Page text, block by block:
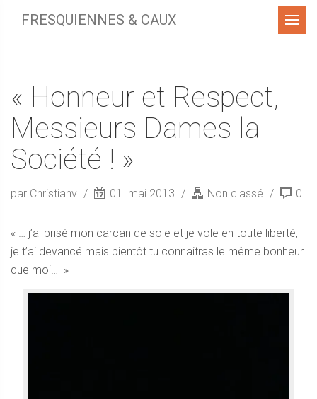
FRESQUIENNES & CAUX Menu
« Honneur et Respect,
Messieurs Dames la
Société ! »
par Christianv 01. mai 2013 Non classé 0
« … j’ai brisé mon carcan de soie et je vole en toute liberté,
je t’ai devancé mais bientôt tu connaitras le même bonheur
que moi… »